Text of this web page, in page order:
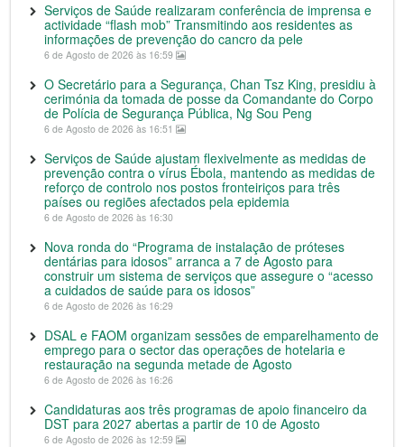
Serviços de Saúde realizaram conferência de imprensa e
actividade “flash mob” Transmitindo aos residentes as
informações de prevenção do cancro da pele
6 de Agosto de 2026 às 16:59
O Secretário para a Segurança, Chan Tsz King, presidiu à
cerimónia da tomada de posse da Comandante do Corpo
de Polícia de Segurança Pública, Ng Sou Peng
6 de Agosto de 2026 às 16:51
Serviços de Saúde ajustam flexivelmente as medidas de
prevenção contra o vírus Ébola, mantendo as medidas de
reforço de controlo nos postos fronteiriços para três
países ou regiões afectados pela epidemia
6 de Agosto de 2026 às 16:30
Nova ronda do “Programa de instalação de próteses
dentárias para idosos” arranca a 7 de Agosto para
construir um sistema de serviços que assegure o “acesso
a cuidados de saúde para os idosos”
6 de Agosto de 2026 às 16:29
DSAL e FAOM organizam sessões de emparelhamento de
emprego para o sector das operações de hotelaria e
restauração na segunda metade de Agosto
6 de Agosto de 2026 às 16:26
Candidaturas aos três programas de apoio financeiro da
DST para 2027 abertas a partir de 10 de Agosto
6 de Agosto de 2026 às 12:59